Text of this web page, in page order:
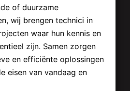
of duurzame
wij brengen technici in
waar hun kennis en
zijn. Samen zorgen
en efficiënte oplossingen
eisen van vandaag en